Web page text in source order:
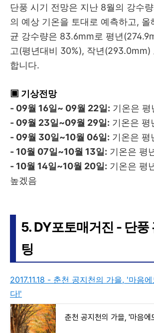
단풍 시기 전망은 지난 8월의 강수
의 예상 기온을 토대로 예측하고, 올
균 강수량은 83.6mm로 평년
고(평년대비 30%), 작년(293.0mm)
합니다.
▣ 기상전망
- 09월 16일~ 09월 22일: 기온은 평
- 09월 23일~09월 29일: 기온은 평
- 09월 30일~10월 06일: 기온은 평
- 10월 07일~10월 13일: 기온은 평
- 10월 14일~10월 20일: 기온은 평
높겠음
5. DY포토매거진 - 단풍
팅
2017.11.18 - 춘천 공지천의 가을, '마음
다!'
춘천 공지천의 가을, '마음에